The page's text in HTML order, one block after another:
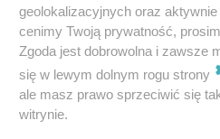
geolokalizacyjnych oraz
cenimy Twoją prywatność,
Zgoda jest dobrowolna i zawsze
się w lewym dolnym rogu strony
ale masz prawo sprzeciwić się
witrynie.